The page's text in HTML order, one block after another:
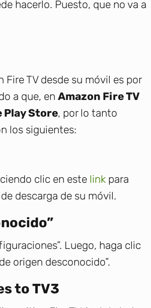
hacerlo. Puesto, que no va a
TV desde su móvil es por
a que, en Amazon Fire TV
Play Store, por lo tanto
los siguientes:
clic en este link para
descarga de su móvil.
Luego, haga clic
origen desconocido”.
to TV3